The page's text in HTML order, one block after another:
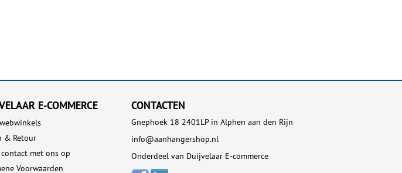
E-COMMERCE
& Retour
contact met ons op
Voorwaarden
CONTACTEN
Gnephoek 18 2401LP in Alphen aan den Rijn
info@aanhangershop.nl
Onderdeel van Duijvelaar E-commerce